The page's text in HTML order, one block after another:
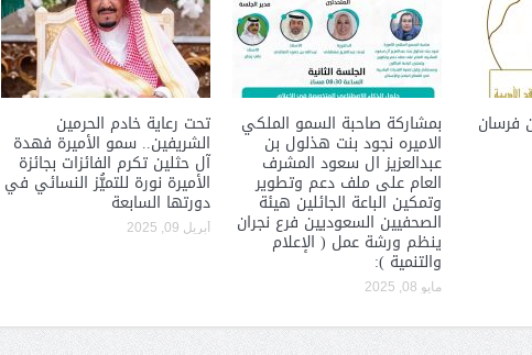
فرسان بمشاركة صاحبة السمو الملكي
الاميره نجود بنت هذلول بن
عبدالعزيز ال سعود المشرف
العام على ملف دعم وتطوير
وتمكين الباعة الجائلين هيئة
الصحفيين السعوديين فرع نجران
ينظم ورشة عمل ( الإعلام
والتنمية ):
مايو 08, 2025
تحت رعاية خادم الحرمين
الشريفين.. سمو الأميرة فهدة
آل حثلين تكرم الفائزات بجائزة
الأميرة نورة للتميُّز النسائي في
دورتها السابعة
أبريل 09, 2025
في الامارات د . عبد الملك جاني :
حقوق الإنسان اليمني يؤكد أن
الميليشيا ترتكب جرائم إنسانية
يومي محمد عسكر لـ« البيان